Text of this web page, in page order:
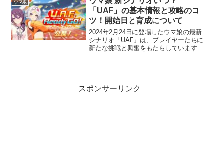
のグランドライブ」の...
ウマ娘
「UAF」の基本情報と攻略のコ
ツ！開始日と育成について
2024年2月24日に登場したウマ娘の最新
シナリオ「UAF」は、プレイヤーたちに
新たな挑戦と興奮をもたらしています。
スポンサーリンク